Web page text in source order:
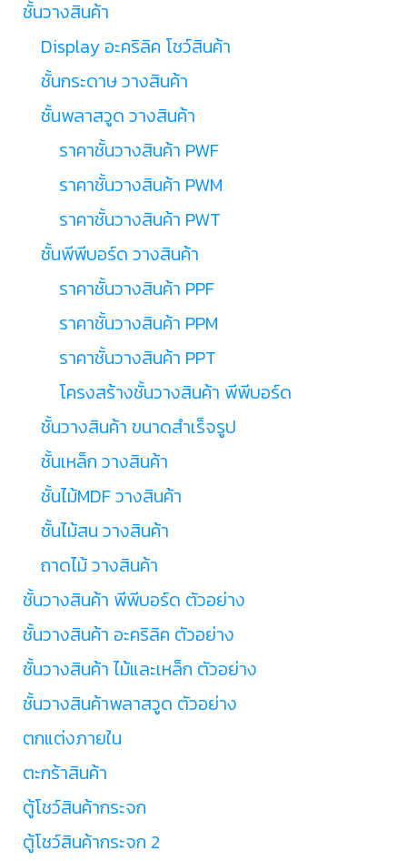
ชั้นวางสินค้า
Display อะคริลิค โชว์สินค้า
ชั้นกระดาษ วางสินค้า
ชั้นพลาสวูด วางสินค้า
ราคาชั้นวางสินค้า PWF
ราคาชั้นวางสินค้า PWM
ราคาชั้นวางสินค้า PWT
ชั้นพีพีบอร์ด วางสินค้า
ราคาชั้นวางสินค้า PPF
ราคาชั้นวางสินค้า PPM
ราคาชั้นวางสินค้า PPT
โครงสร้างชั้นวางสินค้า พีพีบอร์ด
ชั้นวางสินค้า ขนาดสำเร็จรูป
ชั้นเหล็ก วางสินค้า
ชั้นไม้MDF วางสินค้า
ชั้นไม้สน วางสินค้า
ถาดไม้ วางสินค้า
ชั้นวางสินค้า พีพีบอร์ด ตัวอย่าง
ชั้นวางสินค้า อะคริลิค ตัวอย่าง
ชั้นวางสินค้า ไม้และเหล็ก ตัวอย่าง
ชั้นวางสินค้าพลาสวูด ตัวอย่าง
ตกแต่งภายใน
ตะกร้าสินค้า
ตู้โชว์สินค้ากระจก
ตู้โชว์สินค้ากระจก 2